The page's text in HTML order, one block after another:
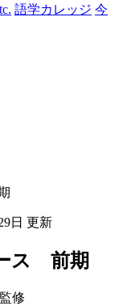
語学カレッジ 今
日 更新
ス 前期
修